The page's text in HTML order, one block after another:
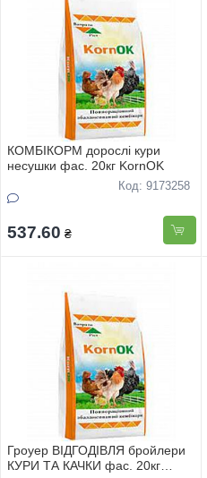
КОМБIКОРМ дорослi кури
несушки фас. 20кг KornOK
Код: 9173258
537.60 ₴
Гроуер ВIДГОДIВЛЯ бройлери
КУРИ ТА КАЧКИ фас. 20кг